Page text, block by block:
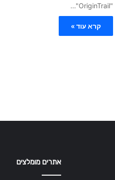
"OriginTrail"…
קרא עוד »
אתרים מומלצים